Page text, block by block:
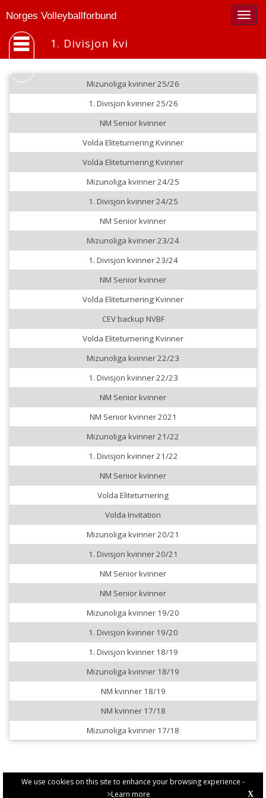
We use cookies on this site to enhance your browsing experience -
>Learn more
X
Norges Volleyballforbund
1. Divisjon kvi
Mizunoliga kvinner 25/26
1. Divisjon kvinner 25/26
NM Senior kvinner
Volda Eliteturnering Kvinner
Volda Eliteturnering Kvinner
Mizunoliga kvinner 24/25
1. Divisjon kvinner 24/25
NM Senior kvinner
Mizunoliga kvinner 23/24
1. Divisjon kvinner 23/24
NM Senior kvinner
Volda Eliteturnering Kvinner
CEV backup NVBF
Volda Eliteturnering Kvinner
Mizunoliga kvinner 22/23
1. Divisjon kvinner 22/23
NM Senior kvinner
NM Senior kvinner 2021
Mizunoliga kvinner 21/22
1. Divisjon kvinner 21/22
NM Senior kvinner
Volda Eliteturnering
Volda Invitation
Mizunoliga kvinner 20/21
1. Divisjon kvinner 20/21
NM Senior kvinner
NM Senior kvinner
Mizunoliga kvinner 19/20
1. Divisjon kvinner 19/20
1. Divisjon kvinner 18/19
Mizunoliga kvinner 18/19
NM kvinner 18/19
NM kvinner 17/18
Mizunoliga kvinner 17/18